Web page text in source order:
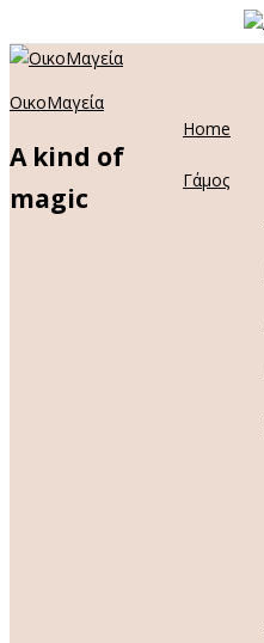
ΟικοΜαγεία
A kind of
magic
Home
Γάμος